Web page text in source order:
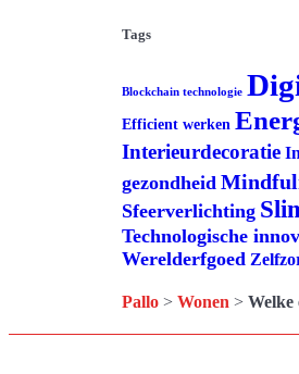
Tags
Blockchain technologie
Efficient werken
Interieurdecoratie
gezondheid
Sfeerverlichting
Technologische
Werelderfgoed
Pallo > Wonen > Welke